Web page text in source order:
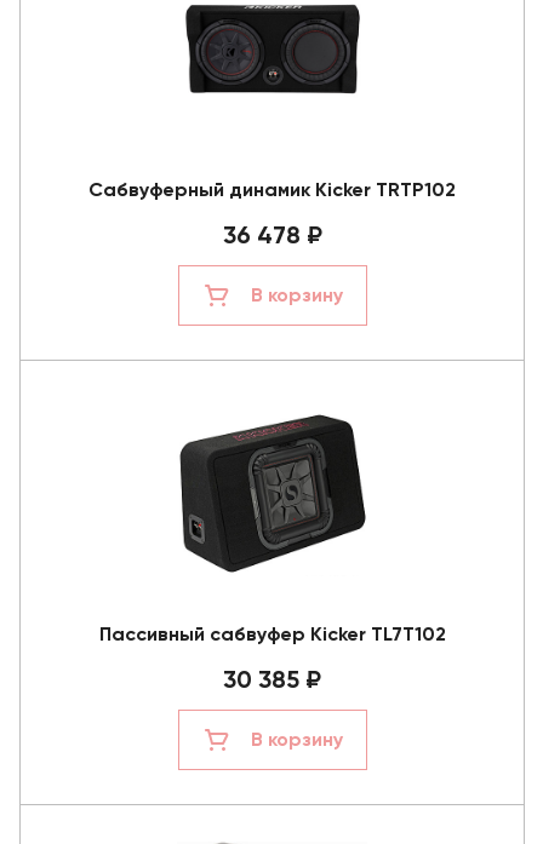
Сабвуферный динамик Kicker TRTP102
36 478 ₽
В корзину
Пассивный сабвуфер Kicker TL7T102
30 385 ₽
В корзину